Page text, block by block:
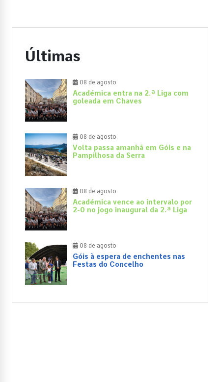
Últimas
08 de agosto
Académica entra na 2.ª Liga com
goleada em Chaves
08 de agosto
Volta passa amanhã em Góis e na
Pampilhosa da Serra
08 de agosto
Académica vence ao intervalo por
2-0 no jogo inaugural da 2.ª Liga
08 de agosto
Góis à espera de enchentes nas
Festas do Concelho